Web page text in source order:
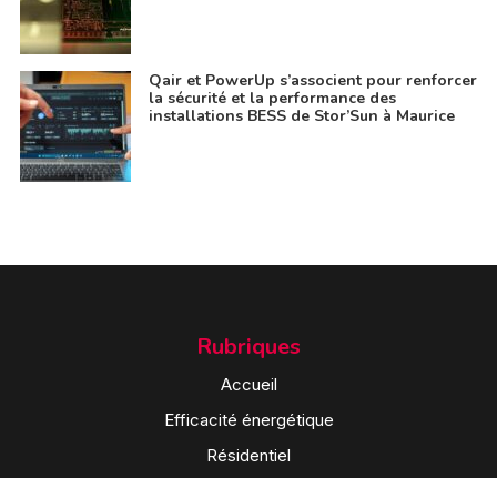
Qair et PowerUp s’associent pour renforcer
la sécurité et la performance des
installations BESS de Stor’Sun à Maurice
Rubriques
Accueil
Efficacité énergétique
Résidentiel